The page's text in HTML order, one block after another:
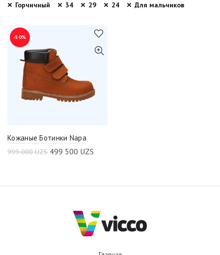
Горчичный 34 29 24 Для мальчиков
-50%
Кожаные Ботинки Napa
999 000UZS 499 500 UZS